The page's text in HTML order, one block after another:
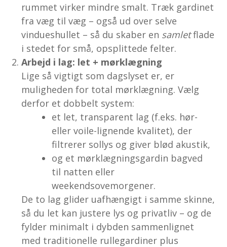
rummet virker mindre smalt. Træk gardinet
fra væg til væg – også ud over selve
vindueshullet – så du skaber en samletflade
i stedet for små, opsplittede felter.
Arbejd i lag: let + mørklægning
Lige så vigtigt som dagslyset er, er
muligheden for total mørklægning. Vælg
derfor et dobbelt system:
et let, transparent lag (f.eks. hør-
eller voile-lignende kvalitet), der
filtrerer sollys og giver blød akustik,
og et mørklægningsgardin bagved
til natten eller
weekendsovemorgener.
De to lag glider uafhængigt i samme skinne,
så du let kan justere lys og privatliv – og de
fylder minimalt i dybden sammenlignet
med traditionelle rullegardiner plus